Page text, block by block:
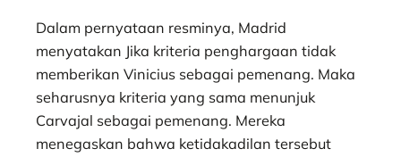
Dalam pernyataan resminya, Madrid
menyatakan Jika kriteria penghargaan tidak
memberikan Vinicius sebagai pemenang. Maka
seharusnya kriteria yang sama menunjuk
Carvajal sebagai pemenang. Mereka
menegaskan bahwa ketidakadilan tersebut